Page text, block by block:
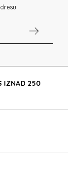
IZNAD 250